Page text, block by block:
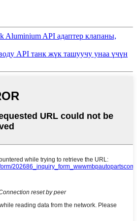
Aluminium API адаптер клапаны,
API танк жүк ташуучу унаа үчүн